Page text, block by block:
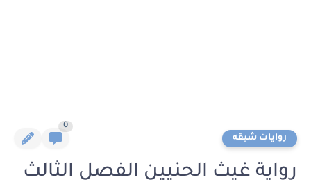
روايات شيقه
0
رواية غيث الحنيين الفصل الثالث